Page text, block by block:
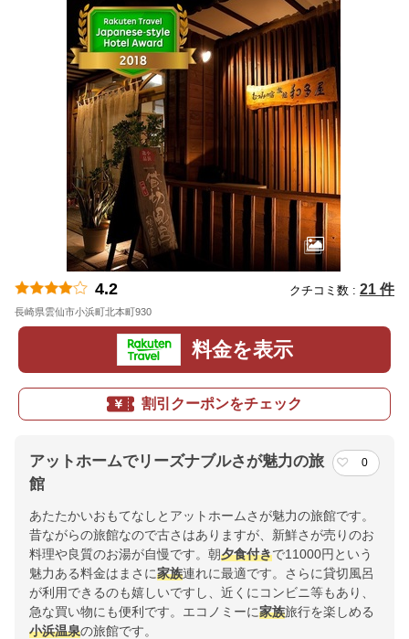
4.2 クチコミ数 : 21 件
長崎県雲仙市小浜町北本町930
料金を表示
割引クーポンをチェック
アットホームでリーズナブルさが魅力の旅
館
0
あたたかいおもてなしとアットホームさが魅力の旅館です。
昔ながらの旅館なので古さはありますが、新鮮さが売りのお
料理や良質のお湯が自慢です。朝夕食付きで11000円という
魅力ある料金はまさに家族連れに最適です。さらに貸切風呂
が利用できるのも嬉しいですし、近くにコンビニ等もあり、
急な買い物にも便利です。エコノミーに家族旅行を楽しめる
小浜温泉の旅館です。